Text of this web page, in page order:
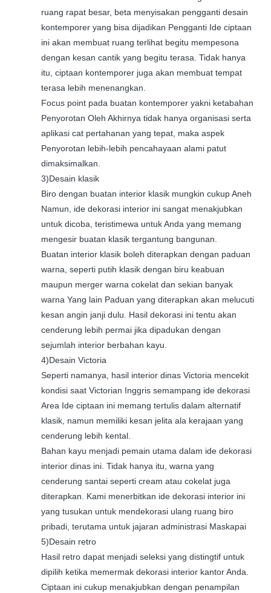
ruang rapat besar, beta menyisakan pengganti desain
kontemporer yang bisa dijadikan Pengganti Ide ciptaan
ini akan membuat ruang terlihat begitu mempesona
dengan kesan cantik yang begitu terasa. Tidak hanya
itu, ciptaan kontemporer juga akan membuat tempat
terasa lebih menenangkan.
Focus point pada buatan kontemporer yakni ketabahan
Penyorotan Oleh Akhirnya tidak hanya organisasi serta
aplikasi cat pertahanan yang tepat, maka aspek
Penyorotan lebih-lebih pencahayaan alami patut
dimaksimalkan.
3)Desain klasik
Biro dengan buatan interior klasik mungkin cukup Aneh
Namun, ide dekorasi interior ini sangat menakjubkan
untuk dicoba, teristimewa untuk Anda yang memang
mengesir buatan klasik tergantung bangunan.
Buatan interior klasik boleh diterapkan dengan paduan
warna, seperti putih klasik dengan biru keabuan
maupun merger warna cokelat dan sekian banyak
warna Yang lain Paduan yang diterapkan akan melucuti
kesan angin janji dulu. Hasil dekorasi ini tentu akan
cenderung lebih permai jika dipadukan dengan
sejumlah interior berbahan kayu.
4)Desain Victoria
Seperti namanya, hasil interior dinas Victoria mencekit
kondisi saat Victorian Inggris semampang ide dekorasi
Area Ide ciptaan ini memang tertulis dalam alternatif
klasik, namun memiliki kesan jelita ala kerajaan yang
cenderung lebih kental.
Bahan kayu menjadi pemain utama dalam ide dekorasi
interior dinas ini. Tidak hanya itu, warna yang
cenderung santai seperti cream atau cokelat juga
diterapkan. Kami menerbitkan ide dekorasi interior ini
yang tusukan untuk mendekorasi ulang ruang biro
pribadi, terutama untuk jajaran administrasi Maskapai
5)Desain retro
Hasil retro dapat menjadi seleksi yang distingtif untuk
dipilih ketika memermak dekorasi interior kantor Anda.
Ciptaan ini cukup menakjubkan dengan penampilan